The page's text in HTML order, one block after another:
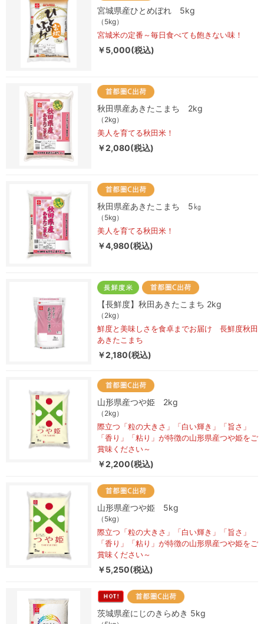
宮城県産ひとめぼれ 5kg
（5kg）
宮城米の定番～毎日食べても飽きない味！
￥5,000(税込)
秋田県産あきたこまち 2kg
（2kg）
美人を育てる秋田米！
￥2,080(税込)
秋田県産あきたこまち 5㎏
（5kg）
美人を育てる秋田米！
￥4,980(税込)
【長鮮度】秋田あきたこまち 2kg
（2kg）
鮮度と美味しさを食卓までお届け 長鮮度秋田
あきたこまち
￥2,180(税込)
山形県産つや姫 2kg
（2kg）
際立つ「粒の大きさ」「白い輝き」「旨さ」
「香り」「粘り」が特徴の山形県産つや姫をご
賞味ください～
￥2,200(税込)
山形県産つや姫 5kg
（5kg）
際立つ「粒の大きさ」「白い輝き」「旨さ」
「香り」「粘り」が特徴の山形県産つや姫をご
賞味ください～
￥5,250(税込)
茨城県産にじのきらめき 5kg